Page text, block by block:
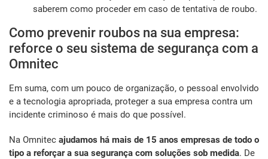
saberem como proceder em caso de tentativa de roubo.
Como prevenir roubos na sua empresa:
reforce o seu sistema de segurança com a
Omnitec
Em suma, com um pouco de organização, o pessoal envolvido
e a tecnologia apropriada, proteger a sua empresa contra um
incidente criminoso é mais do que possível.
Na Omnitec ajudamos há mais de 15 anos empresas de todo o
tipo a reforçar a sua segurança com soluções sob medida. De